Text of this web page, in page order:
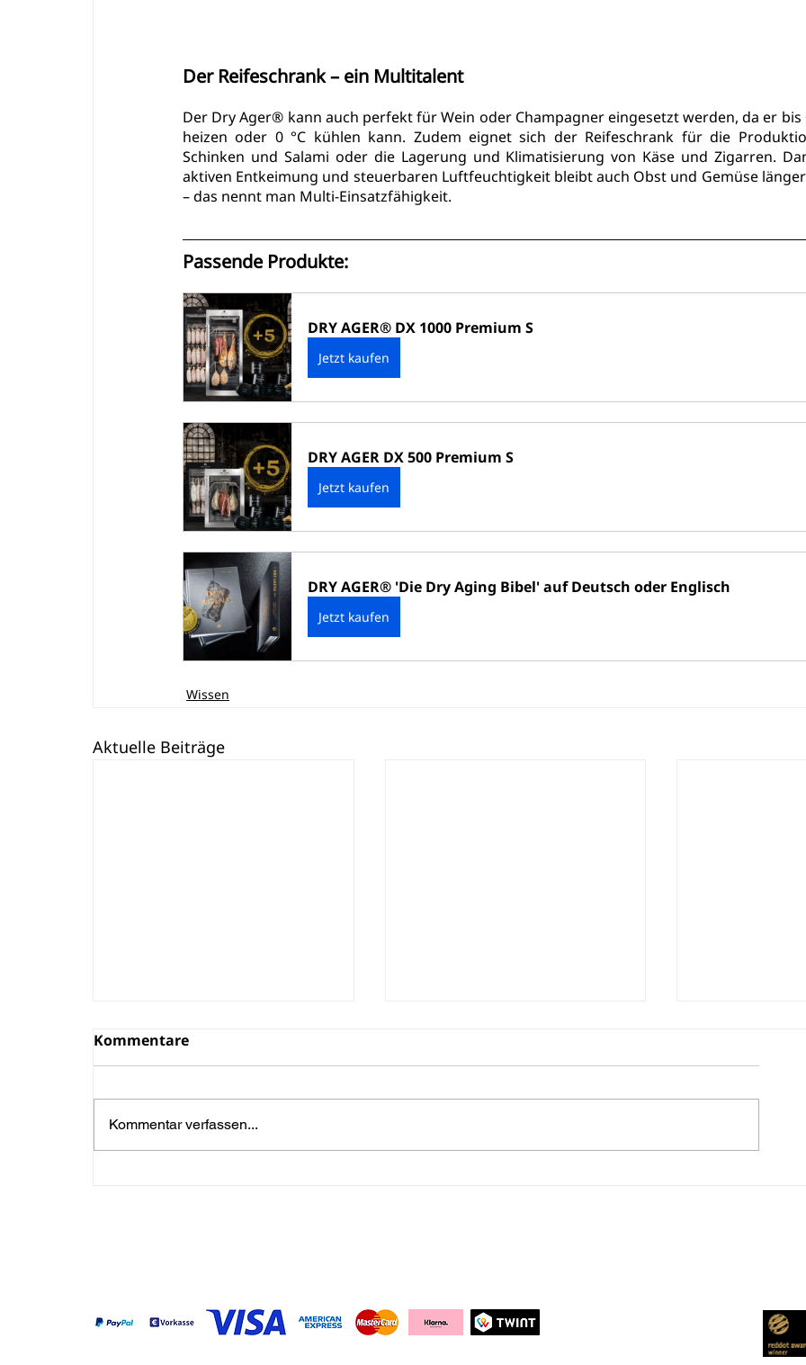
Der Reifeschrank – ein Multitalent
Der Dry Ager® kann auch perfekt für Wein oder Champagner eingesetzt werden, da er bis
heizen oder 0 °C kühlen kann. Zudem eignet sich der Reifeschrank für die
Schinken und Salami oder die Lagerung und Klimatisierung von Käse und Zigarren.
aktiven Entkeimung und steuerbaren Luftfeuchtigkeit bleibt auch Obst und Gemüse
– das nennt man Multi-Einsatzfähigkeit.
Passende Produkte:
DRY AGER® DX 1000 Premium S
Jetzt kaufen
DRY AGER DX 500 Premium S
Jetzt kaufen
DRY AGER® 'Die Dry Aging Bibel' auf Deutsch oder Englisch
Jetzt kaufen
Wissen
Aktuelle Beiträge
Kommentare
Kommentar verfassen...